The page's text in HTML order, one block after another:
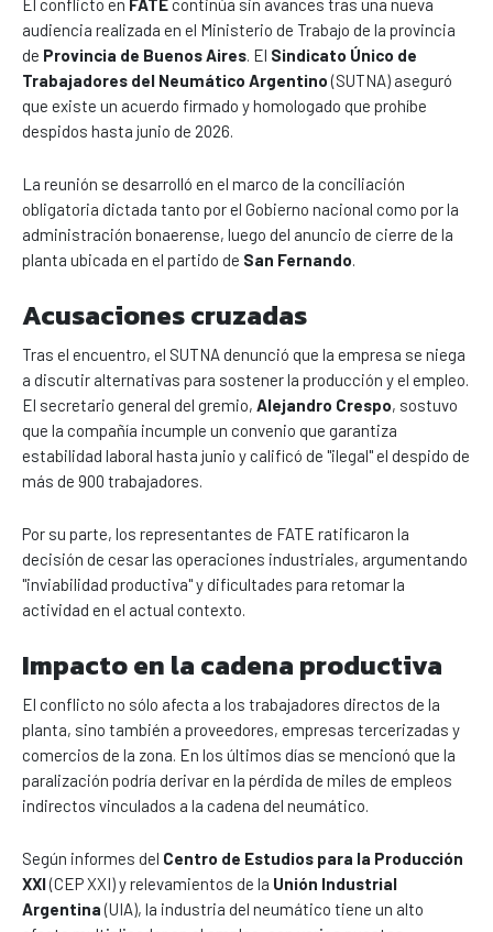
audiencia realizada en el Ministerio de Trabajo de la provincia
de Provincia de Buenos Aires . El Sindicato Único de
Trabajadores del Neumático Argentino(SUTNA) aseguró
que existe un acuerdo firmado y homologado que prohíbe
despidos hasta junio de 2026.
La reunión se desarrolló en el marco de la conciliación
obligatoria dictada tanto por el Gobierno nacional como por la
administración bonaerense, luego del anuncio de cierre de la
planta ubicada en el partido de San Fernando
Acusaciones cruzadas
Tras el encuentro, el SUTNA denunció que la empresa se niega
a discutir alternativas para sostener la producción y el empleo.
El secretario general del gremio, Alejandro Crespo, sostuvo
que la compañía incumple un convenio que garantiza
estabilidad laboral hasta junio y calificó de "ilegal" el despido de
más de 900 trabajadores.
Por su parte, los representantes de FATE ratificaron la
decisión de cesar las operaciones industriales, argumentando
"inviabilidad productiva" y dificultades para retomar la
actividad en el actual contexto.
Impacto en la cadena productiva
El conflicto no sólo afecta a los trabajadores directos de la
planta, sino también a proveedores, empresas tercerizadas y
comercios de la zona. En los últimos días se mencionó que la
paralización podría derivar en la pérdida de miles de empleos
indirectos vinculados a la cadena del neumático.
Según informes del Centro de Estudios para la Producción
XXI(CEP XXI) y relevamientos de la Unión Industrial
Argentina(UIA), la industria del neumático tiene un alto